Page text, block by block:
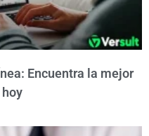
Encuentra la mejor